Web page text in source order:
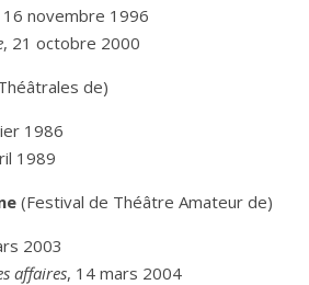
16 novembre 1996
, 21 octobre 2000
de)
1986
1989
(Festival de Théâtre Amateur de)
2003
affaires, 14 mars 2004